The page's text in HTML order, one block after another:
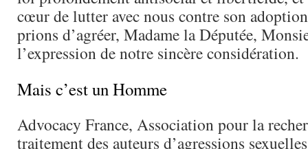
cœur de lutter avec nous contre son
prions d’agréer, Madame la Députée,
l’expression de notre sincère considération.
Mais c’est un Homme
Advocacy France, Association pour la
traitement des auteurs d’agressions